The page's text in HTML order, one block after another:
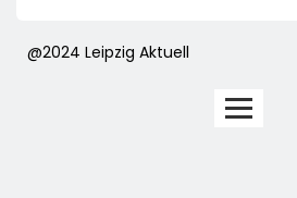
@2024 Leipzig Aktuell